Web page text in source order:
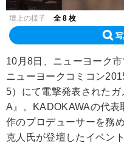
壇上の様子 全 8 枚
写
10月8日、ニューヨーク
ニューヨークコミコン
5）にて電撃発表された
A』。KADOKAWAの代表
作のプロデューサーを務
克人氏が登壇したイベン